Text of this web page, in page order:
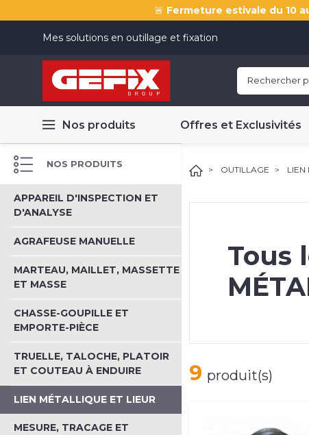
🚨 Fermeture estivale du 10
Mes solutions en outillage et fixation
Nos produits Offres et Exclusivités
NOS PRODUITS
APPAREIL D'INSPECTION ET
D'ANALYSE
AGRAFEUSE MANUELLE
MARTEAU, MAILLET, MASSETTE
ET MASSE
CHASSE-GOUPILLE ET
EMPORTE-PIÈCE
TRUELLE, TALOCHE, PLATOIR
ET COUTEAU À ENDUIRE
LIEN MÉTALLIQUE ET LIEUR
MESURE, TRACAGE ET
OUTILLAGE LIEN
Tous
9 produit(s)